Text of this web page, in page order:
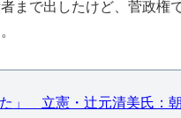
まで出したけど、菅政権
た」 立憲・辻元清美氏：